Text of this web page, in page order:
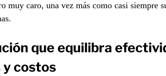
muy caro, una vez más como casi siempre
que equilibra
costos